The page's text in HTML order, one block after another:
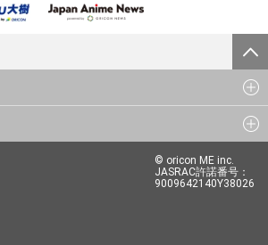
© oricon ME inc.
JASRAC許諾番号：
9009642140Y38026